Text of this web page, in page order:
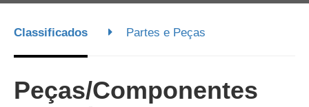
Classificados Partes e Peças
Peças/Componentes